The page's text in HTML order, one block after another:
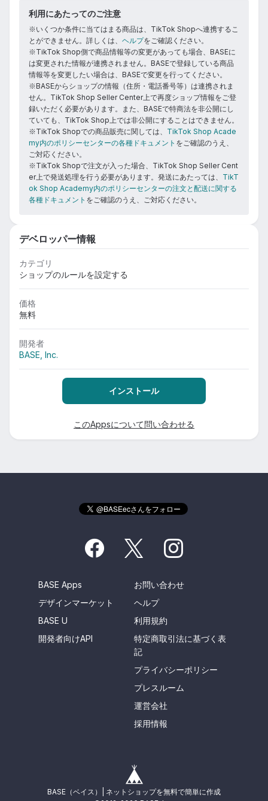
利用にあたってのご注意
※いくつか条件に当てはまる商品は、TikTok Shopへ連携するこ
とができません。詳しくは、 ヘルプをご確認ください。
※TikTok Shop側で商品情報等の変更があっても場合、BASEに
は変更された情報が連携されません。BASEで登録している商品
情報等を変更したい場合は、BASEで変更を行ってください。
※BASEからショップの情報（住所・電話番号等）は連携されま
せん。TikTok Shop Seller Center上で再度ショップ情報をご登
録いただく必要があります。また、BASEで特商法を非公開にし
ていても、TikTok Shop上では非公開にすることはできません。
※TikTok Shopでの商品販売に関しては、 TikTok Shop Acade
my内のポリシーセンターの各種ドキュメント をご確認のうえ、
ご対応ください。
※TikTok Shopで注文が入った場合、TikTok Shop Seller Cent
er上で発送処理を行う必要があります。発送にあたっては、 TikT
ok Shop Academy内のポリシーセンターの注文と配送に関する
各種ドキュメント をご確認のうえ、ご対応ください。
デベロッパー情報
カテゴリ
ショップのルールを設定する
価格
無料
開発者
BASE, Inc.
インストール
このAppsについて問い合わせる
BASE Apps
デザインマーケット
BASE U
開発者向けAPI
お問い合わせ
ヘルプ
利用規約
特定商取引法に基づく表
記
プライバシーポリシー
プレスルーム
運営会社
採用情報
BASE（ベイス）| ネットショップを無料で簡単に作成